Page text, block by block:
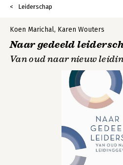
Leiderschap
Koen Marichal, Karen Wouters
Naar gedeeld
Van oud naar nieuw